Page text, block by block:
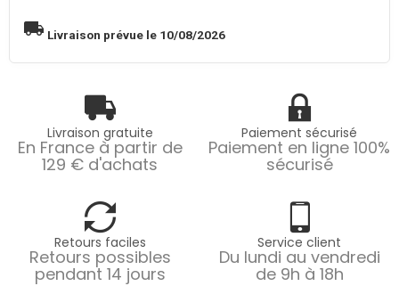
local_shipping Livraison prévue le 10/08/2026
Livraison gratuite
En France à partir de
129 € d'achats
Paiement sécurisé
Paiement en ligne 100%
sécurisé
Retours faciles
Retours possibles
pendant 14 jours
Service client
Du lundi au vendredi
de 9h à 18h